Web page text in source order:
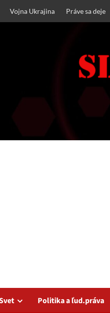
Vojna Ukrajina Práve sa deje
Politika a ľud.práva